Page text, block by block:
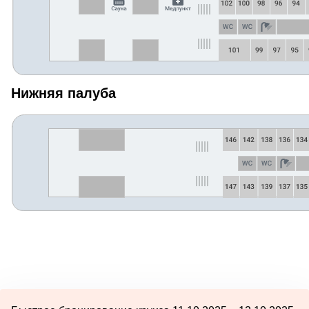
Нижняя палуба